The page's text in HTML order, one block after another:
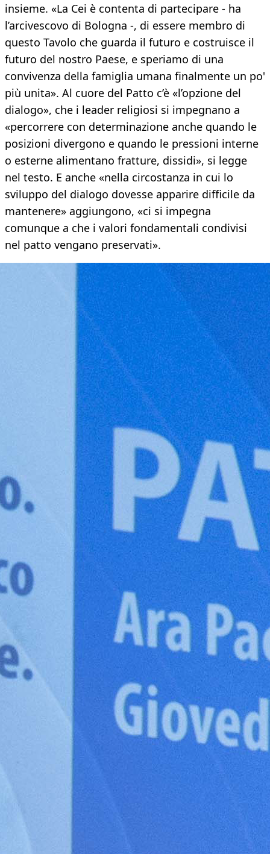
insieme. «La Cei è contenta di partecipare - ha
l’arcivescovo di Bologna -, di essere membro di
questo Tavolo che guarda il futuro e costruisce il
futuro del nostro Paese, e speriamo di una
convivenza della famiglia umana finalmente un po'
più unita». Al cuore del Patto c’è «l’opzione del
dialogo», che i leader religiosi si impegnano a
«percorrere con determinazione anche quando le
posizioni divergono e quando le pressioni interne
o esterne alimentano fratture, dissidi», si legge
nel testo. E anche «nella circostanza in cui lo
sviluppo del dialogo dovesse apparire difficile da
mantenere» aggiungono, «ci si impegna
comunque a che i valori fondamentali condivisi
nel patto vengano preservati».